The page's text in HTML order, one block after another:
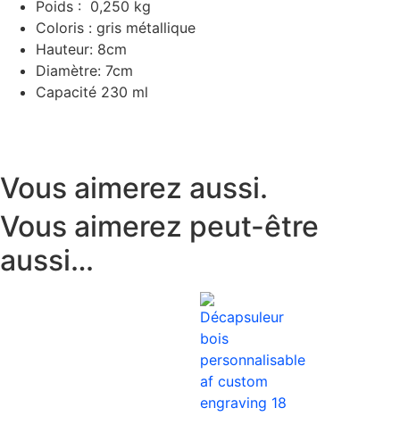
Poids : 0,250 kg
Coloris : gris métallique
Hauteur: 8cm
Diamètre: 7cm
Capacité 230 ml
Vous aimerez aussi.
Vous aimerez peut-être
aussi…